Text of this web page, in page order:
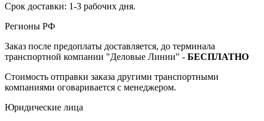
Срок доставки: 1-3 рабочих дня.
Регионы РФ
Заказ после предоплаты доставляется, до терминала
транспортной компании "Деловые Линии" - БЕСПЛАТНО
Стоимость отправки заказа другими транспортными
компаниями оговаривается с менеджером.
Юридические лица